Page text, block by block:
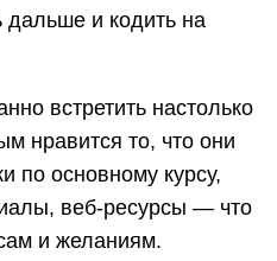
и кодить на
встретить настолько
нравится то, что они
по основному курсу,
веб-ресурсы — что
и желаниям.